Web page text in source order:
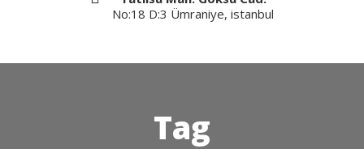
No:18 D:3 Ümraniye, istanbul
Tag